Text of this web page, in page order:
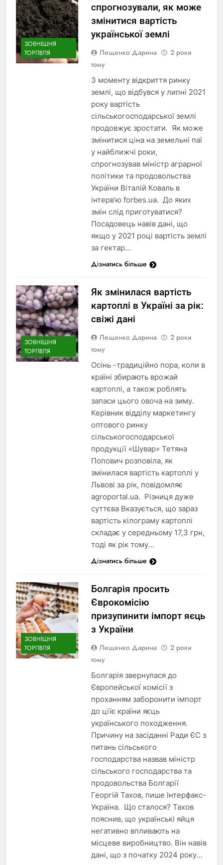
ЗОВНІШНЯ
ТОРГІВЛЯ
спрогнозували, як може
змінитися вартість
української землі
Лещенко Дарина
2 роки
тому
З моменту відкриття ринку
землі, що відбувся у липні 2021
року вартість
сільськогосподарської землі
продовжує зростати. Як може
змінитися ціна на земельні паї
у найближчі роки,
спрогнозував міністр аграрної
політики та продовольства
України Віталій Коваль в
інтерв’ю forbes.ua. До яких
змін слід приготуватися?
Посадовець навів дані, що
якщо у 2021 році вартість землі
за гектар…
Дізнатись більше
ЗОВНІШНЯ
ТОРГІВЛЯ
Як змінилася вартість
картоплі в Україні за рік:
свіжі дані
Лещенко Дарина
2 роки
тому
Осінь -традиційно пора, коли в
країні збирають врожай
картоплі, а також роблять
запаси цього овоча на зиму.
Керівник відділу маркетингу
оптового ринку
сільськогосподарської
продукції «Шувар» Тетяна
Попович розповіла, як
змінилася вартість картоплі у
Львові за рік, повідомляє
agroportal.ua. Різниця дуже
суттєва Вказується, що зараз
вартість кілограму картоплі
складає у середньому 17,3 грн,
тоді як рік тому…
Дізнатись більше
ЗОВНІШНЯ
ТОРГІВЛЯ
Болгарія просить
Єврокомісію
призупинити імпорт яєць
з України
Лещенко Дарина
2 роки
тому
Болгарія звернулася до
Європейської комісії з
проханням заборонити імпорт
до ціїє країни яєць
українського походження.
Причину на засіданні Ради ЄС з
питань сільського
господарства назвав міністр
сільського господарства та
продовольства Болгарії
Георгій Тахов, пише Інтерфакс-
Україна. Що сталося? Тахов
пояснив, що українські яйця
негативно впливають на
місцеве виробництво. Він навів
дані, що з початку 2024 року…